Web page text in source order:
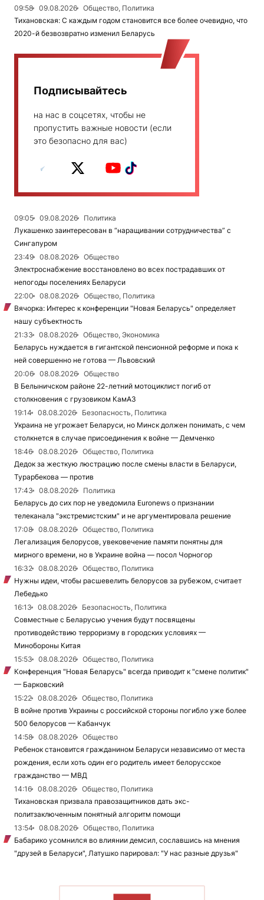
09:58 09.08.2026
Общество, Политика
Тихановская: С каждым годом становится все более очевидно, что
2020-й безвозвратно изменил Беларусь
Подписывайтесь
на нас в соцсетях, чтобы не
пропустить важные новости (если
это безопасно для вас)
09:05 09.08.2026
Политика
Лукашенко заинтересован в “наращивании сотрудничества” с
Сингапуром
23:49
08.08.2026
Общество
Электроснабжение восстановлено во всех пострадавших от
непогоды поселениях Беларуси
22:00
08.08.2026
Общество, Политика
Вячорка: Интерес к конференции "Новая Беларусь" определяет
нашу субъектность
21:33
08.08.2026
Общество, Экономика
Беларусь нуждается в гигантской пенсионной реформе и пока к
ней совершенно не готова — Львовский
20:06
08.08.2026
Общество
В Белыничском районе 22-летний мотоциклист погиб от
столкновения с грузовиком КамАЗ
19:14
08.08.2026
Безопасность, Политика
Украина не угрожает Беларуси, но Минск должен понимать, с чем
столкнется в случае присоединения к войне — Демченко
18:46
08.08.2026
Общество, Политика
Дедок за жесткую люстрацию после смены власти в Беларуси,
Турарбекова — против
17:43
08.08.2026
Политика
Беларусь до сих пор не уведомила Euronews о признании
телеканала "экстремистским" и не аргументировала решение
17:08
08.08.2026
Общество, Политика
Легализация белорусов, увековечение памяти понятны для
мирного времени, но в Украине война — посол Чорногор
16:32
08.08.2026
Общество, Политика
Нужны идеи, чтобы расшевелить белорусов за рубежом, считает
Лебедько
16:13
08.08.2026
Безопасность, Политика
Совместные с Беларусью учения будут посвящены
противодействию терроризму в городских условиях —
Минобороны Китая
15:53
08.08.2026
Общество, Политика
Конференция "Новая Беларусь" всегда приводит к "смене политик"
— Барковский
15:22
08.08.2026
Общество, Политика
В войне против Украины с российской стороны погибло уже более
500 белорусов — Кабанчук
14:58
08.08.2026
Общество
Ребенок становится гражданином Беларуси независимо от места
рождения, если хоть один его родитель имеет белорусское
гражданство — МВД
14:16
08.08.2026
Общество, Политика
Тихановская призвала правозащитников дать экс-
политзаключенным понятный алгоритм помощи
13:54
08.08.2026
Общество, Политика
Бабарико усомнился во влиянии демсил, сославшись на мнения
"друзей в Беларуси", Латушко парировал: "У нас разные друзья"